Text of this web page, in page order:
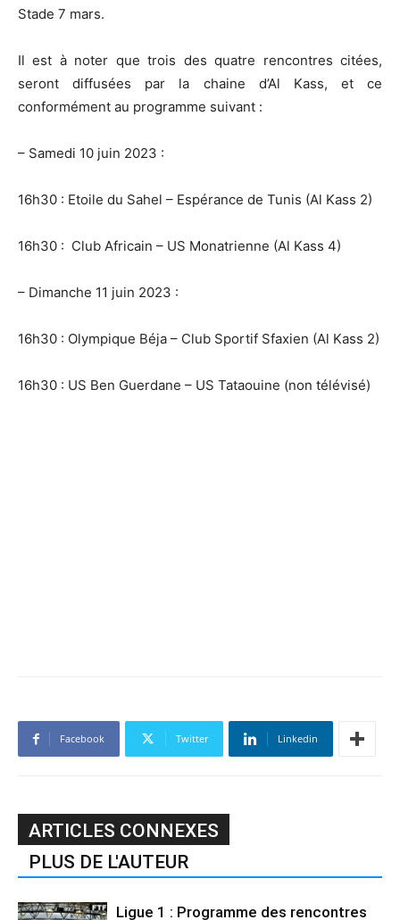
Stade 7 mars.
Il est à noter que trois des quatre rencontres citées,
seront diffusées par la chaine d’Al Kass, et ce
conformément au programme suivant :
– Samedi 10 juin 2023 :
16h30 : Etoile du Sahel – Espérance de Tunis (Al Kass 2)
16h30 : Club Africain – US Monatrienne (Al Kass 4)
– Dimanche 11 juin 2023 :
16h30 : Olympique Béja – Club Sportif Sfaxien (Al Kass 2)
16h30 : US Ben Guerdane – US Tataouine (non télévisé)
Facebook Twitter Linkedin
ARTICLES CONNEXES
PLUS DE L'AUTEUR
Ligue 1 : Programme des rencontres